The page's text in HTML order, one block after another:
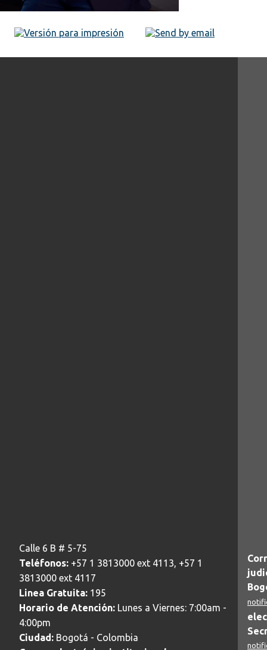
Calle 6 B # 5-75
Teléfonos: +57 1 3813000 ext 4113, +57 1
3813000 ext 4117
Linea Gratuita: 195
Horario de Atención: Lunes a Viernes: 7:00am -
4:00pm
Ciudad: Bogotá - Colombia